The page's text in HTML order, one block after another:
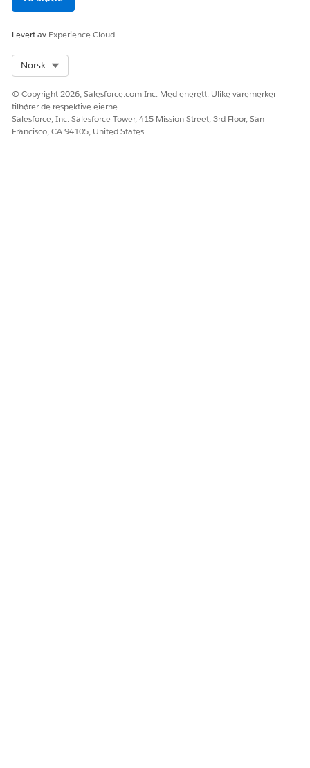
SE OGSÅ
Overordnet-underordnet-data
HJALP DENNE ARTIKKELEN MED Å LØSE PROBLEMET DITT?
La oss få vite det slik at vi kan forbedre!
Levert av Experience Cloud
Norsk
© Copyright 2026, Salesforce.com Inc. Med enerett. Ulike varemerker
tilhører de respektive eierne.
Salesforce, Inc. Salesforce Tower, 415 Mission Street, 3rd Floor, San
Francisco, CA 94105, United States